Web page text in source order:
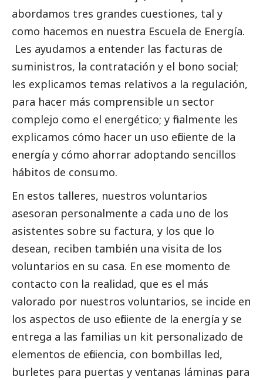
abordamos tres grandes cuestiones, tal y
como hacemos en nuestra Escuela de Energía.
Les ayudamos a entender las facturas de
suministros, la contratación y el bono social;
les explicamos temas relativos a la regulación,
para hacer más comprensible un sector
complejo como el energético; y finalmente les
explicamos cómo hacer un uso eficiente de la
energía y cómo ahorrar adoptando sencillos
hábitos de consumo.
En estos talleres, nuestros voluntarios
asesoran personalmente a cada uno de los
asistentes sobre su factura, y los que lo
desean, reciben también una visita de los
voluntarios en su casa. En ese momento de
contacto con la realidad, que es el más
valorado por nuestros voluntarios, se incide en
los aspectos de uso eficiente de la energía y se
entrega a las familias un kit personalizado de
elementos de eficiencia, con bombillas led,
burletes para puertas y ventanas láminas para